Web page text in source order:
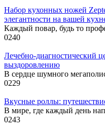
Набор кухонных ножей
элегантности на вашей
Каждый повар, будь то
0240
Лечебно-диагностический
выздоровлению
В сердце шумного
0229
Вкусные роллы:
В мире, где каждый день
0243